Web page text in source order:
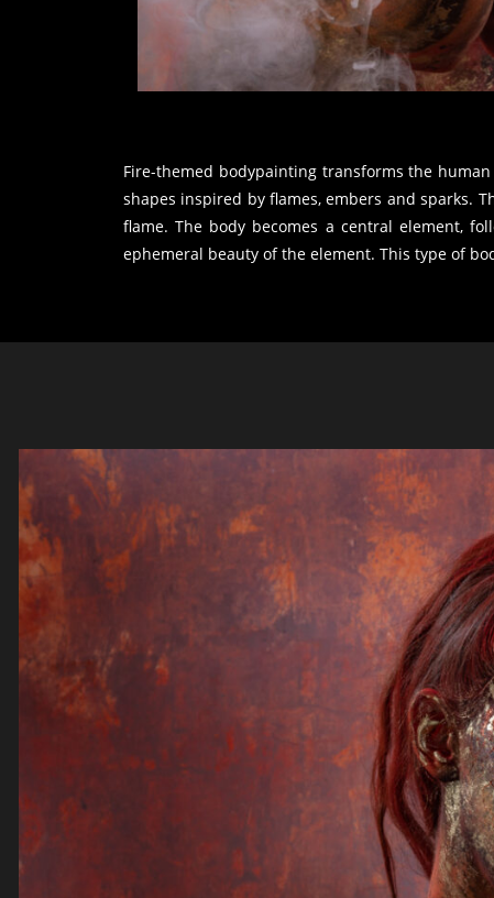
Fire-themed bodypainting transforms the
shapes inspired by flames, embers and sparks.
flame. The body becomes a central element,
ephemeral beauty of the element. This type of